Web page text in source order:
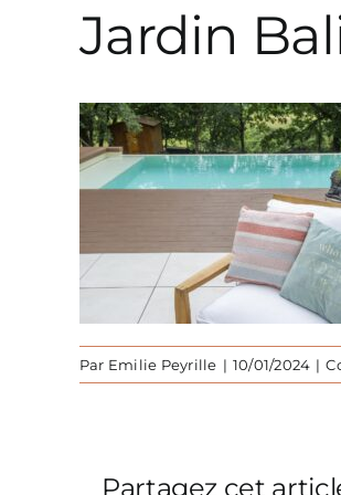
Jardin
Par Emilie Peyrille | 10/01/2024 |
Partagez cet